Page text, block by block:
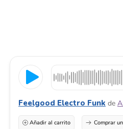
Feelgood Electro Funk de
Añadir al carrito Comprar